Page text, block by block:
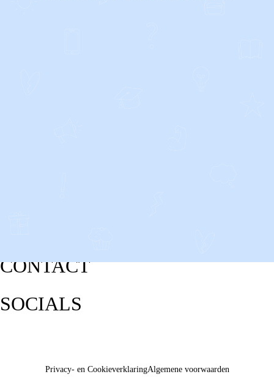
CONTACT
SOCIALS
Privacy- en CookieverklaringAlgemene voorwaarden